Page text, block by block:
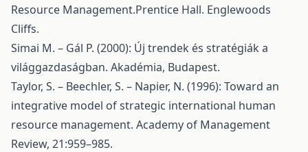
Resource Management.Prentice Hall. Englewoods
Cliffs.
Simai M. – Gál P. (2000): Új trendek és stratégiák a
világgazdaságban. Akadémia, Budapest.
Taylor, S. – Beechler, S. – Napier, N. (1996): Toward an
integrative model of strategic international human
resource management. Academy of Management
Review, 21:959–985.